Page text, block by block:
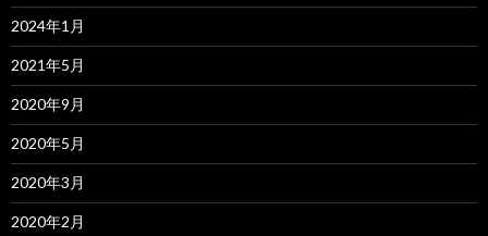
2024年1月
2021年5月
2020年9月
2020年5月
2020年3月
2020年2月